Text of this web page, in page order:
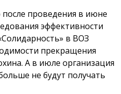
после проведения в июне
эффективности
в ВОЗ
прекращения
А в июле организация
не будут получать